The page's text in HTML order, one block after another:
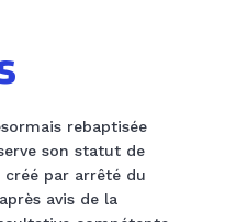
rebaptisée
son statut de
par arrêté du
avis de la